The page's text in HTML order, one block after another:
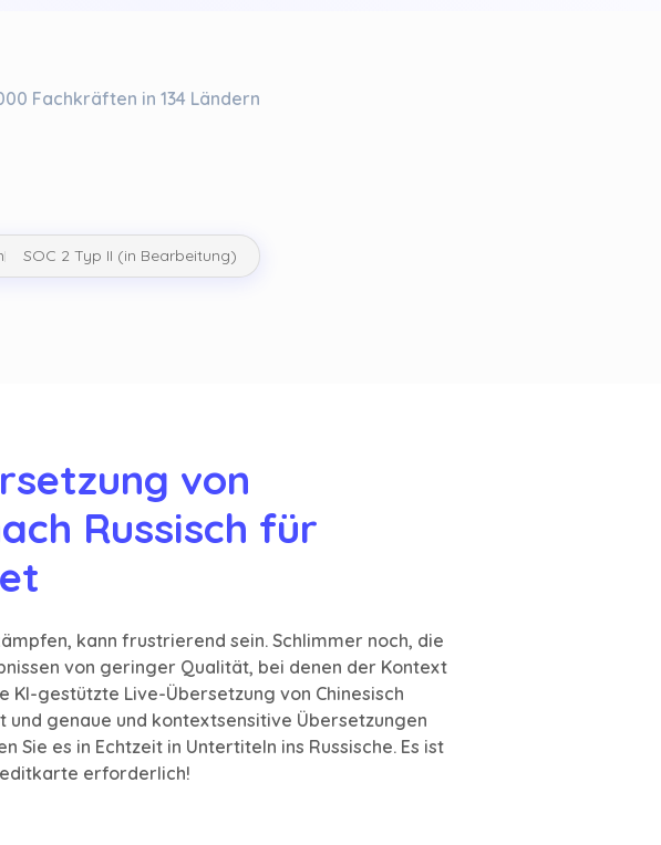
Fachkräften in 134 Ländern
SOC 2 Typ II (in Bearbeitung)
von
Russisch für
kann frustrierend sein. Schlimmer noch, die
von geringer Qualität, bei denen der Kontext
gestützte Live-Übersetzung von Chinesisch
und genaue und kontextsensitive Übersetzungen
es in Echtzeit in Untertiteln ins Russische. Es ist
erforderlich!